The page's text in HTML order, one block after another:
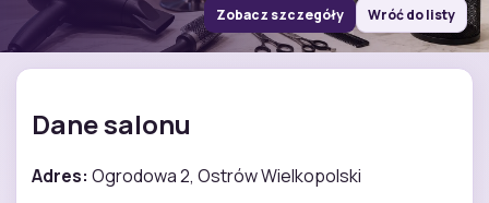
Zobacz szczegóły Wróć do listy
Dane salonu
Adres: Ogrodowa 2, Ostrów Wielkopolski